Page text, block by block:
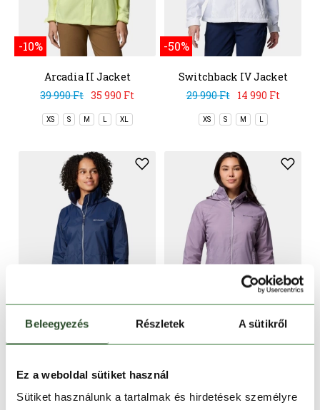
Beleegyezés Részletek A sütikről
Ez a weboldal sütiket használ
Sütiket használunk a tartalmak és hirdetések személyre
-10%
Arcadia II Jacket
39 990 Ft 35 990 Ft
XS S M L XL
-50%
Switchback IV Jacket
29 990 Ft
14 990 Ft
XS S M L
CSAK ONLINE
-50%
29 990 Ft 14 990 Ft
XS S M
CSAK ONLINE
-50%
XS S M XL